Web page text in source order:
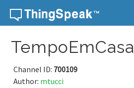
Skip to content
TempoEmCasa
Channel ID: 700109
Author: mtucci